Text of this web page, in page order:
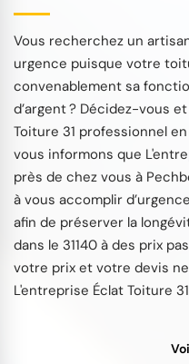
Vous recherchez un
urgence puisque votre
convenablement sa
d’argent ? Décidez-vous
Toiture 31 professionnel
vous informons que
près de chez vous à
à vous accomplir
afin de préserver la
dans le 31140 à des prix
votre prix et votre devis
L'entreprise Éclat Toiture